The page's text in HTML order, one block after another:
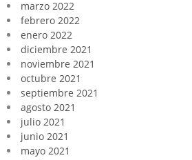
marzo 2022
febrero 2022
enero 2022
diciembre 2021
noviembre 2021
octubre 2021
septiembre 2021
agosto 2021
julio 2021
junio 2021
mayo 2021